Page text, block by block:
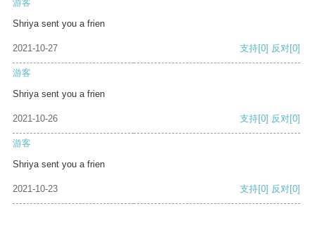
游客
Shriya sent you a frien
2021-10-27 支持[0] 反对[0]
游客
Shriya sent you a frien
2021-10-26 支持[0] 反对[0]
游客
Shriya sent you a frien
2021-10-23 支持[0] 反对[0]